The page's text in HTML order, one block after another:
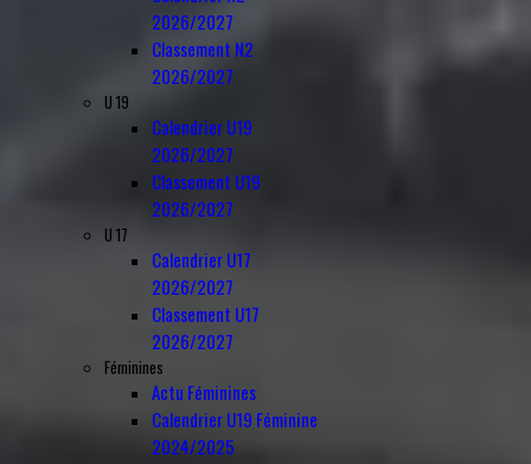
2026/2027
Classement N2
2026/2027
U 19
Calendrier U19
2026/2027
Classement U19
2026/2027
U 17
Calendrier U17
2026/2027
Classement U17
2026/2027
Féminines
Actu Féminines
Calendrier U19 Féminine
2024/2025